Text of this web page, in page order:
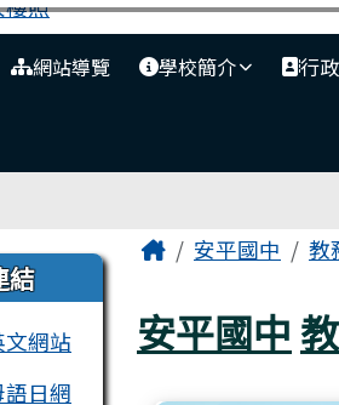
平國中全球
網站導覽 學校簡介 行
容
結 主內容區域
Home安平國中 教
安平國中